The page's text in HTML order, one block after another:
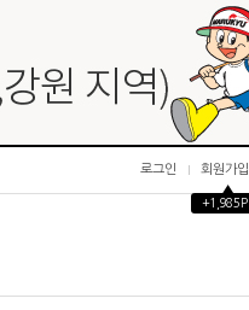
로그인 회원가입
▲
+1,985P